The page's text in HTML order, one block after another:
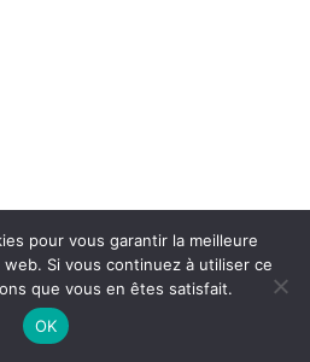
pour vous garantir la meilleure
Si vous continuez à utiliser ce
que vous en êtes satisfait.
OK